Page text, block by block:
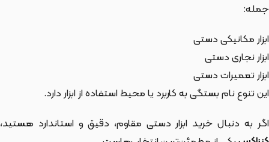
جمله:
ابزار مکانیکی دستی
ابزار نجاری دستی
ابزار تعمیرات دستی
این تنوع نام بستگی به کاربرد یا محیط استفاده از ابزار دارد.
اگر به دنبال خرید ابزار دستی مقاوم، دقیق و استاندارد هستید،